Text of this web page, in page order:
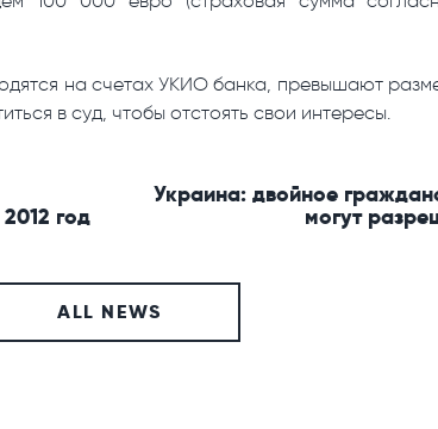
на счетах УКИО банка, превышают
в суд, чтобы отстоять свои интересы.
год
Украина: двойное
могут
ALL NEWS